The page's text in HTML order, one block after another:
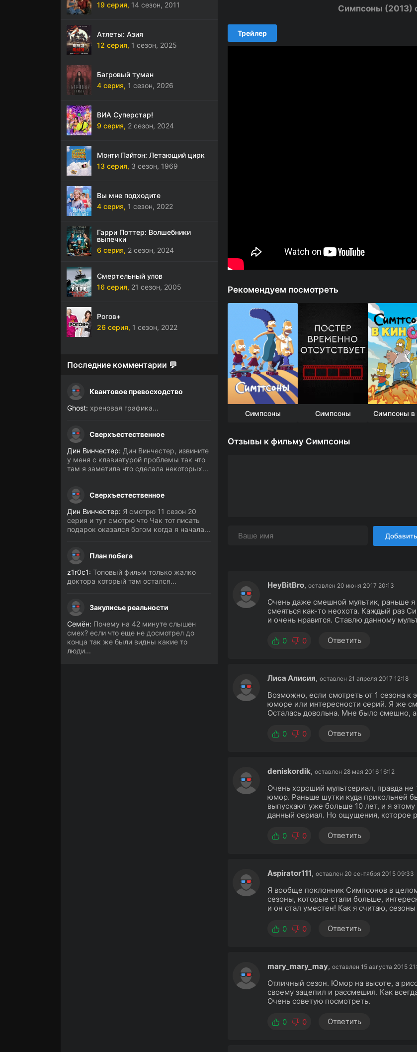
Симпсоны (2013)
Трейлер
Рекомендуем посмотреть
Симпсоны Симпсоны Симпсоны в
Отзывы к фильму Симпсоны
Добавить
HeyBitBro, оставлен 20 июня 2017 20:13
Очень даже смешной мультик, раньше
смеяться как-то неохота. Каждый раз
и очень нравится. Ставлю данному
0 0 Ответить
Лиса Алисия, оставлен 21 апреля 2017 12:18
Возможно, если смотреть от 1 сезона к
юморе или интересности серий. Я же
Осталась довольна. Мне было смешно,
0 0 Ответить
deniskordik, оставлен 28 мая 2016 16:12
Очень хороший мультсериал, правда
юмор. Раньше шутки куда прикольней
выпускают уже больше 10 лет, и я
данный сериал. Но ощущения, которое
0 0 Ответить
Aspirator111, оставлен 20 сентября 2015 09:33
Я вообще поклонник Симпсонов в
сезоны, которые стали больше,
и он стал уместен! Как я считаю,
0 0 Ответить
mary_mary_may, оставлен 15 августа 2015
Отличный сезон. Юмор на высоте, а
своему зацепил и рассмешил. Как
Очень советую посмотреть.
0 0 Ответить
19 серия, 14 сезон, 2011
Атлеты: Азия
12 серия, 1 сезон, 2025
Багровый туман
4 серия, 1 сезон, 2026
ВИА Суперстар!
9 серия, 2 сезон, 2024
Монти Пайтон: Летающий цирк
13 серия, 3 сезон, 1969
Вы мне подходите
4 серия, 1 сезон, 2022
Гарри Поттер: Волшебники
выпечки
6 серия, 2 сезон, 2024
Смертельный улов
16 серия, 21 сезон, 2005
Рогов+
26 серия, 1 сезон, 2022
Последние комментарии 💬
Квантовое превосходство
Ghost: хреновая графика...
Сверхъестественное
Дин Винчестер: Дин Винчестер, извините
у меня с клавиатурой проблемы так что
там я заметила что сделала некоторых...
Сверхъестественное
Дин Винчестер: Я смотрю 11 сезон 20
серия и тут смотрю что Чак тот писать
подарок оказался богом когда я начала...
План побега
z1r0c1: Топовый фильм только жалко
доктора который там остался...
Закулисье реальности
Семён: Почему на 42 минуте слышен
смех? если что еще не досмотрел до
конца так же были видны какие то
люди...